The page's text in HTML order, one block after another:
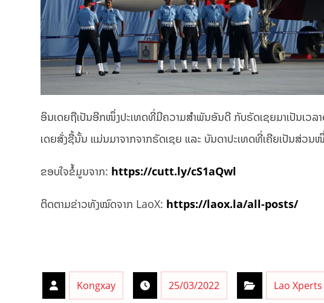
ອິນ​ເດຍ​ຖືເປັນອີກໜຶ່ງປະເທດທີ່ມີຄວາມສຳພັນອັນດີ ກັບຣັດເຊຍມາເປັນເວ
ເດຍ​ສັ່ງຊື້ນັ້ນ ແມ່ນມາຈາກຈາກ​ຣັດ​ເຊຍ ​ແລະ ບັນດາ​ປະ​ເທດ​ທີ່ເຄີຍເປັນສ່ວ
ຂອບໃຈຂໍ້ມູນຈາກ: https://cutt.ly/cS1aQwl
ຕິດຕາມຂ່າວທັງໝົດຈາກ LaoX: https://laox.la/all-posts/
Kongxay 25/03/2022 Lao Xperts